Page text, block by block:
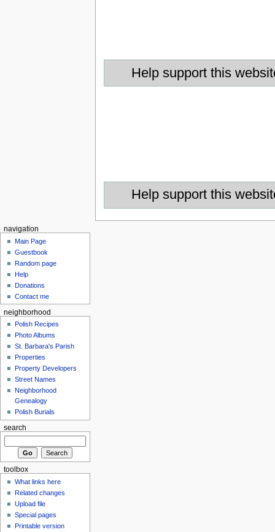
Help support this
Help support this
navigation
Main Page
Guestbook
Random page
Help
Donations
Contact me
neighborhood
Polish Recipes
Photo Albums
St. Barbara's Parish
Properties
Property Developers
Street Names
Neighborhood
Genealogy
Polish Burials
search
toolbox
What links here
Related changes
Upload file
Special pages
Printable version